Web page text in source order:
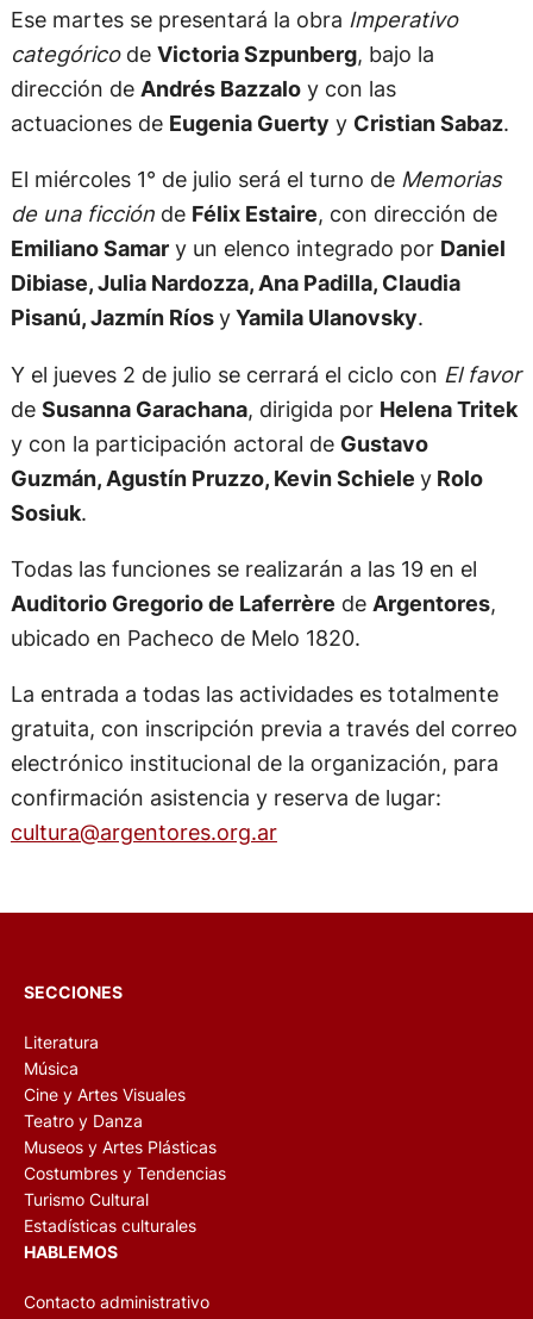
Ese martes se presentará la obra Imperativo
categóricode Victoria Szpunberg, bajo la
dirección de Andrés Bazzaloy con las
actuaciones de Eugenia Guerty y Cristian Sabaz.
El miércoles 1° de julio será el turno de Memorias
de una ficción de Félix Estaire, con dirección de
Emiliano Samary un elenco integrado por Daniel
Dibiase, Julia Nardozza, Ana Padilla, Claudia
Pisanú, Jazmín RíosyYamila Ulanovsky.
Y el jueves 2 de julio se cerrará el ciclo con El favor
de Susanna Garachana, dirigida por Helena Tritek
y con la participación actoral de Gustavo
Guzmán, Agustín Pruzzo, Kevin Schiele yRolo
Sosiuk.
Todas las funciones se realizarán a las 19 en el
Auditorio Gregorio de Laferrère de Argentores,
ubicado en Pacheco de Melo 1820.
La entrada a todas las actividades es totalmente
gratuita, con inscripción previa a través del correo
electrónico institucional de la organización, para
confirmación asistencia y reserva de lugar:
cultura@argentores.org.ar
SECCIONES
Literatura
Música
Cine y Artes Visuales
Teatro y Danza
Museos y Artes Plásticas
Costumbres y Tendencias
Turismo Cultural
Estadísticas culturales
HABLEMOS
Contacto administrativo